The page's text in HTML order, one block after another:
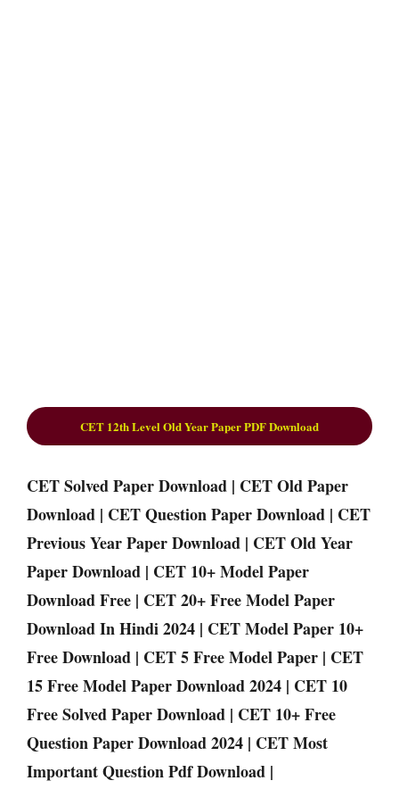
CET 12th Level Old Year Paper PDF Download
CET Solved Paper Download | CET Old Paper
Download | CET Question Paper Download | CET
Previous Year Paper Download | CET Old Year
Paper Download | CET 10+ Model Paper
Download Free | CET 20+ Free Model Paper
Download In Hindi 2024 | CET Model Paper 10+
Free Download | CET 5 Free Model Paper | CET
15 Free Model Paper Download 2024 | CET 10
Free Solved Paper Download | CET 10+ Free
Question Paper Download 2024 | CET Most
Important Question Pdf Download |